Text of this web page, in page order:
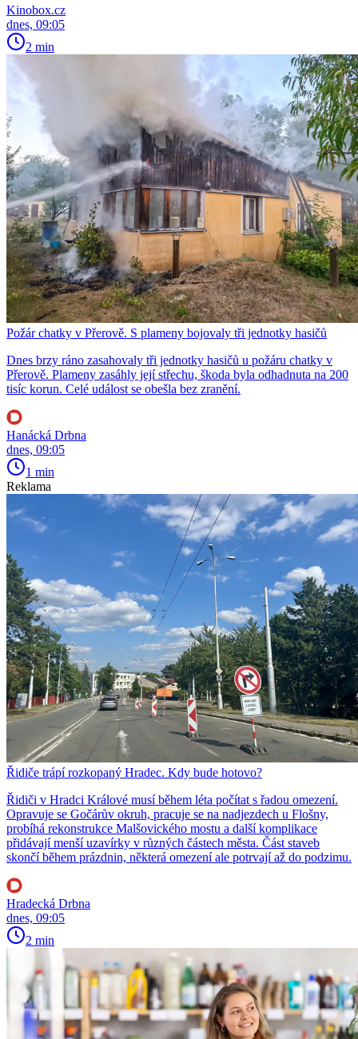
Kinobox.cz
dnes, 09:05
2 min
Požár chatky v Přerově. S plameny bojovaly tři jednotky hasičů
Dnes brzy ráno zasahovaly tři jednotky hasičů u požáru chatky v
Přerově. Plameny zasáhly její střechu, škoda byla odhadnuta na 200
tisíc korun. Celé událost se obešla bez zranění.
Hanácká Drbna
dnes, 09:05
1 min
Reklama
Řidiče trápí rozkopaný Hradec. Kdy bude hotovo?
Řidiči v Hradci Králové musí během léta počítat s řadou omezení.
Opravuje se Gočárův okruh, pracuje se na nadjezdech u Flošny,
probíhá rekonstrukce Malšovického mostu a další komplikace
přidávají menší uzavírky v různých částech města. Část staveb
skončí během prázdnin, některá omezení ale potrvají až do podzimu.
Hradecká Drbna
dnes, 09:05
2 min